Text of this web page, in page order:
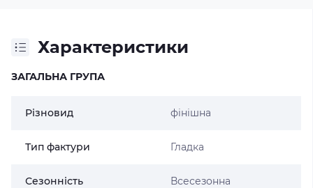
Характеристики
ЗАГАЛЬНА ГРУПА
Різновид фінішна
Тип фактури Гладка
Сезонність Всесезонна